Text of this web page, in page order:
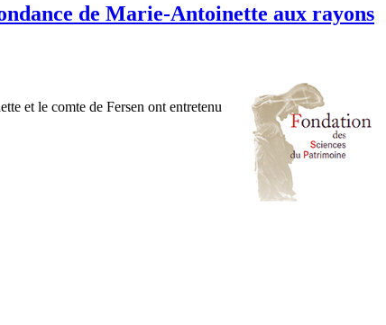
de Marie-Antoinette aux rayons
et le comte de Fersen ont entretenu